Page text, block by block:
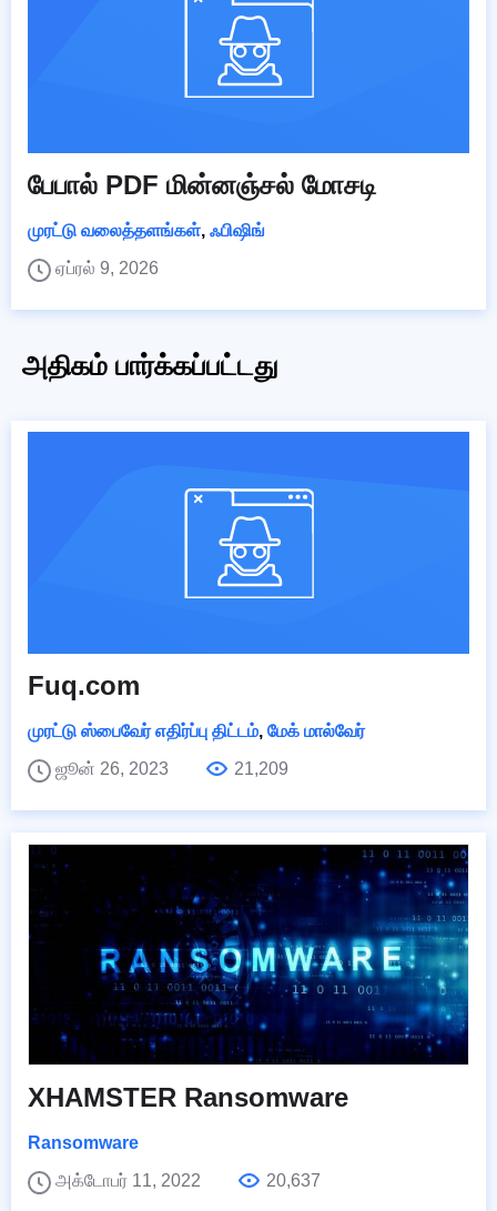
பேபால் PDF மின்னஞ்சல் மோசடி
முரட்டு வலைத்தளங்கள், ஃபிஷிங்
ஏப்ரல் 9, 2026
அதிகம் பார்க்கப்பட்டது
Fuq.com
முரட்டு ஸ்பைவேர் எதிர்ப்பு திட்டம், மேக் மால்வேர்
ஜூன் 26, 2023
21,209
XHAMSTER Ransomware
Ransomware
அக்டோபர் 11, 2022
20,637